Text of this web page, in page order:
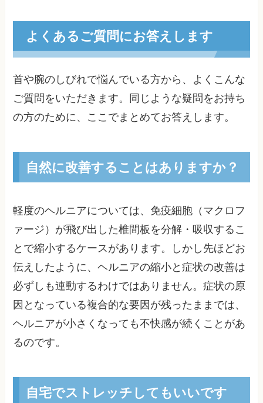
よくあるご質問にお答えします
首や腕のしびれで悩んでいる方から、よくこんな
ご質問をいただきます。同じような疑問をお持ち
の方のために、ここでまとめてお答えします。
自然に改善することはありますか？
軽度のヘルニアについては、免疫細胞（マクロフ
ァージ）が飛び出した椎間板を分解・吸収するこ
とで縮小するケースがあります。しかし先ほどお
伝えしたように、ヘルニアの縮小と症状の改善は
必ずしも連動するわけではありません。症状の原
因となっている複合的な要因が残ったままでは、
ヘルニアが小さくなっても不快感が続くことがあ
るのです。
自宅でストレッチしてもいいです